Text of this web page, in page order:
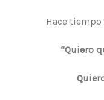
Hace
“Quiero